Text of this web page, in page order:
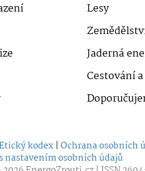
Lesy
Jaderná
Cestování
kodex | Ochrana osobních
nastavením osobních údajů